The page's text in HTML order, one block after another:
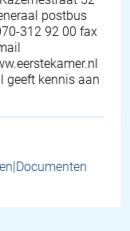
postbus
312 92 00 fax
geeft kennis aan